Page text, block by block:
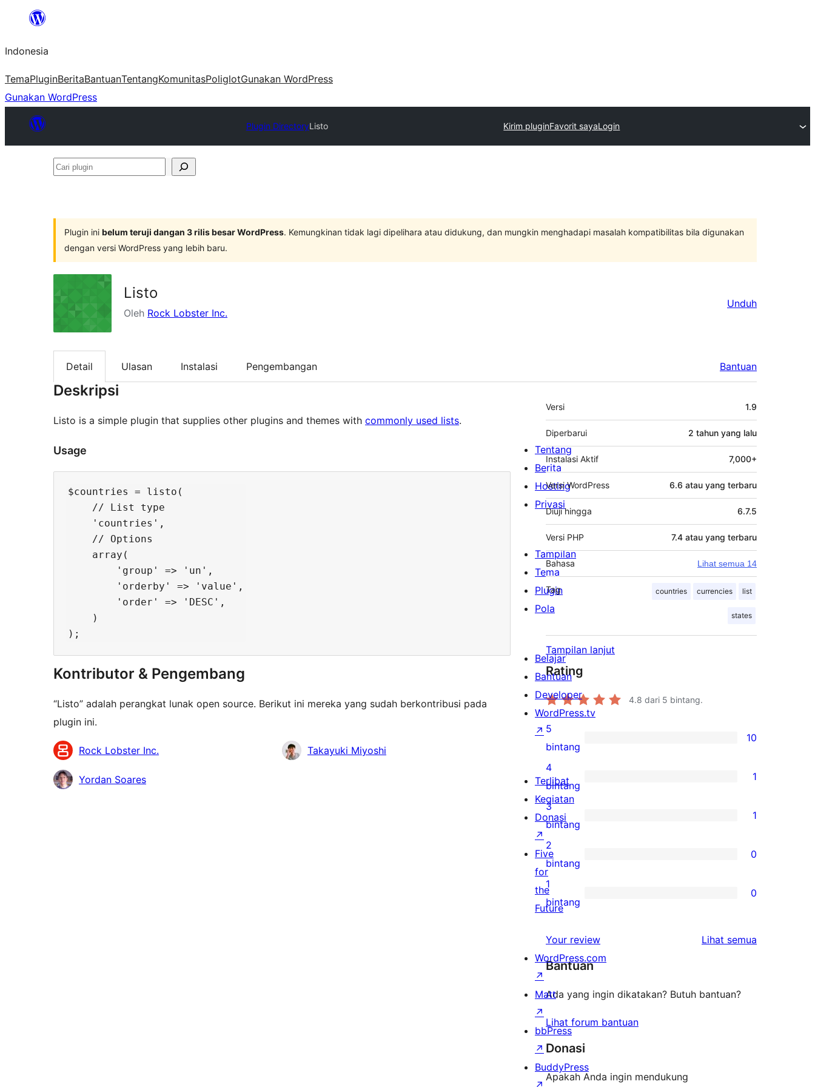
Lewati
konten
Indonesia
TemaPluginBeritaBantuanTentangKomunitasPoliglotGunakan WordPress
Gunakan WordPress
Plugin DirectoryListo Kirim pluginFavorit sayaLogin
Cari
Plugin ini belum teruji dangan 3 rilis besar WordPress. Kemungkinan tidak lagi dipelihara atau didukung, dan mungkin menghadapi masalah kompatibilitas bila digunakan
dengan versi WordPress yang lebih baru.
Listo
Oleh Rock Lobster Inc.
Unduh
Detail Ulasan Instalasi Pengembangan Bantuan
Deskripsi
Listo is a simple plugin that supplies other plugins and themes with commonly used lists.
Usage
$countries = listo(
    // List type
    'countries',
    // Options
    array(
        'group' => 'un',
        'orderby' => 'value',
        'order' => 'DESC',
    )
Kontributor & Pengembang
“Listo” adalah perangkat lunak open source. Berikut ini mereka yang sudah berkontribusi pada
plugin ini.
KontributorRock Lobster Inc. Takayuki Miyoshi
Yordan Soares
Meta
Versi 1.9
Diperbarui 2 tahun yang lalu
Instalasi Aktif 7,000+
Versi WordPress 6.6 atau yang terbaru
Diuji hingga 6.7.5
Versi PHP 7.4 atau yang terbaru
Bahasa Lihat semua 14
Tag countries currencies list
states
Tampilan lanjut
Rating
4.8 dari 5 bintang.
10
ulasan
5-
bintang
5
bintang
10
1
ulasan
4-
bintang
4
bintang
1
1
ulasan
3-
bintang
3
bintang
1
0
ulasan
2-
bintang
2
bintang
0
0
1-
bintang
1
bintang
0
Your review Lihat semua
Bantuan
Ada yang ingin dikatakan? Butuh bantuan?
Lihat forum bantuan
Donasi
Apakah Anda ingin mendukung
Tentang
Berita
Hosting
Privasi
Tampilan
Tema
Plugin
Pola
Belajar
Bantuan
Developer
WordPress.tv
↗
Terlibat
Kegiatan
Donasi
↗
Five
for
the
Future
WordPress.com
↗
Matt
↗
bbPress
↗
BuddyPress